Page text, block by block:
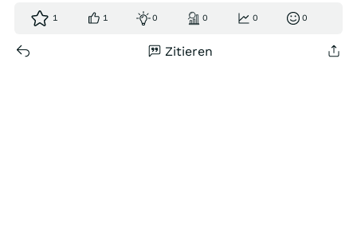
1 1 0 0 0 0
Zitieren